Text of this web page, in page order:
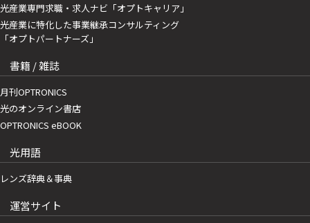
光産業専門求職・求人ナビ「オプトキャリア」
光産業に特化した事業継承コンサルティング
「オプトパートナーズ」
書籍 / 雑誌
月刊OPTRONICS
光のオンライン書店
OPTRONICS eBOOK
光用語
レンズ辞典＆事典
運営サイト